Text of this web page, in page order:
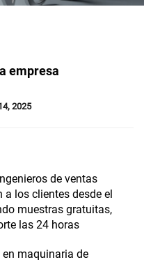
empresa
2025
Ingenieros de ventas
los clientes desde el
muestras gratuitas,
las 24 horas
en maquinaria de